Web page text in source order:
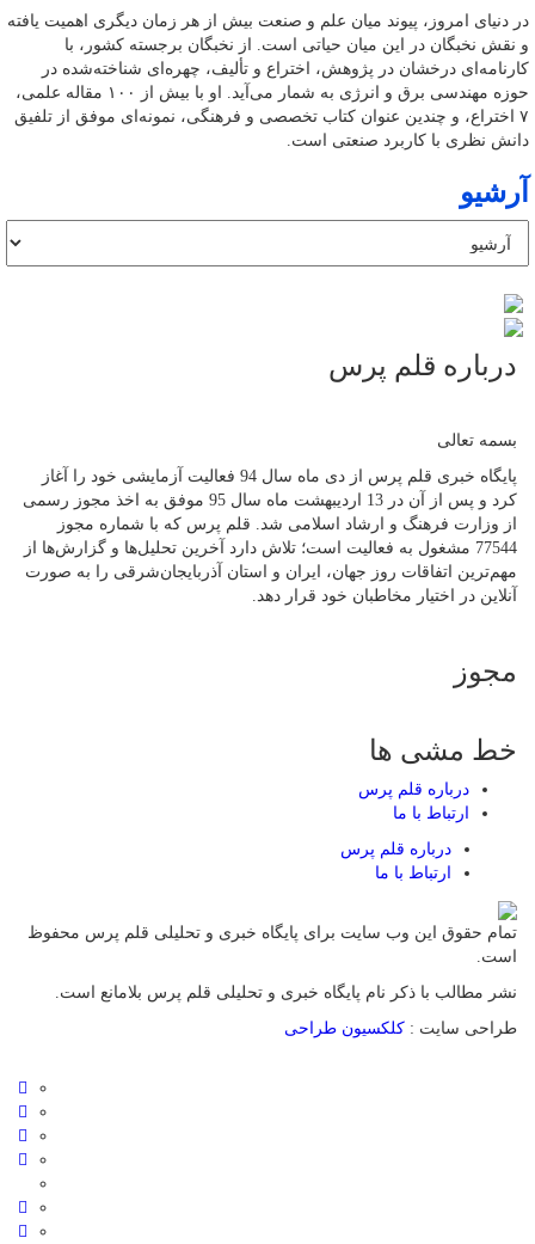
در دنیای امروز، پیوند میان علم و صنعت بیش از هر زمان دیگری اهمیت یافته
و نقش نخبگان در این میان حیاتی است. از نخبگان برجسته کشور، با
کارنامه‌ای درخشان در پژوهش، اختراع و تألیف، چهره‌ای شناخته‌شده در
حوزه مهندسی برق و انرژی به شمار می‌آید. او با بیش از ۱۰۰ مقاله علمی،
۷ اختراع، و چندین عنوان کتاب تخصصی و فرهنگی، نمونه‌ای موفق از تلفیق
دانش نظری با کاربرد صنعتی است.
آرشیو
درباره قلم پرس
بسمه تعالی
پایگاه خبری قلم پرس از دی ماه سال 94 فعالیت آزمایشی خود را آغاز
کرد و پس از آن در 13 اردیبهشت ماه سال 95 موفق به اخذ مجوز رسمی
از وزارت فرهنگ و ارشاد اسلامی شد. قلم پرس که با شماره مجوز
77544 مشغول به فعالیت است؛ تلاش دارد آخرین تحلیل‌ها و گزارش‌ها از
مهم‌ترین اتفاقات روز جهان، ایران و استان آذربایجان‌شرقی را به صورت
آنلاین در اختیار مخاطبان خود قرار دهد.
مجوز
خط مشی ها
درباره قلم پرس
ارتباط با ما
درباره قلم پرس
ارتباط با ما
تمام حقوق این وب سایت برای پایگاه خبری و تحلیلی قلم پرس محفوظ
است.
نشر مطالب با ذکر نام پایگاه خبری و تحلیلی قلم پرس بلامانع است.
طراحی سایت : کلکسیون طراحی